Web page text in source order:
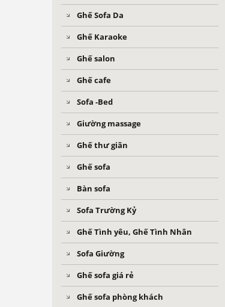
Ghế Sofa Da
Ghế Karaoke
Ghế salon
Ghế cafe
Sofa -Bed
Giường massage
Ghế thư giãn
Ghế sofa
Bàn sofa
Sofa Trường Kỷ
Ghế Tình yêu, Ghế Tình Nhân
Sofa Giường
Ghế sofa giá rẻ
Ghế sofa phòng khách